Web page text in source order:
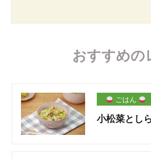
おすすめの
ごはん
小松菜とし